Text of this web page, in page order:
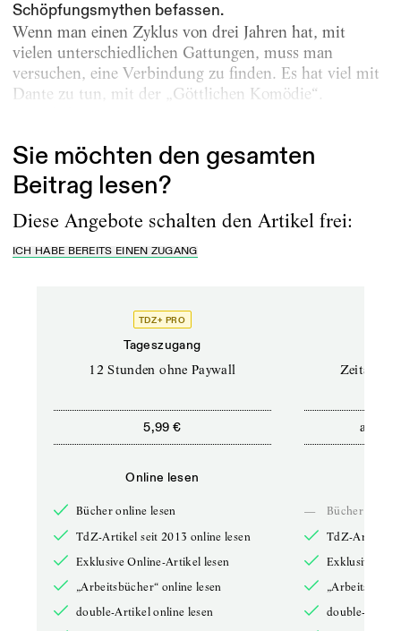
Schöpfungsmythen befassen.
Wenn man einen Zyklus von drei Jahren hat, mit
vielen unterschiedlichen Gattungen, muss man
versuchen, eine Verbindung zu finden. Es hat viel mit
Dante zu tun, mit der „Göttlichen Komödie“.
Sie möchten den gesamten
Beitrag lesen?
Diese Angebote schalten den Artikel frei:
ICH HABE BEREITS EINEN ZUGANG
TDZ+ PRO
Tageszugang
12 Stunden ohne Paywall
5,99 €
Online lesen
Bücher online lesen
TdZ-Artikel seit 2013 online lesen
Exklusive Online-Artikel lesen
„Arbeitsbücher“ online lesen
double-Artikel online lesen
ab
—
Bücher online
TdZ-Artikel
Exklusive
double-